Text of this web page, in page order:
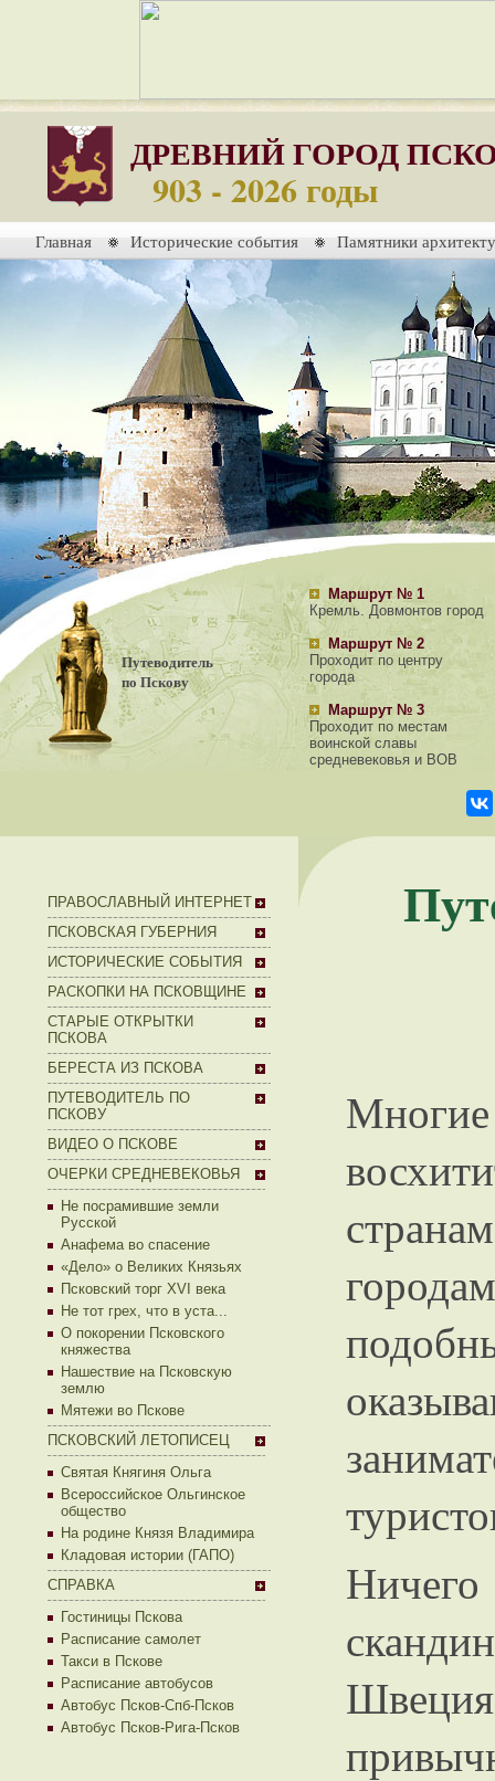
ДРЕВНИЙ ГОРОД
903 - 2026 годы
Главная Исторические события Памятники
Путеводитель
по Пскову
Маршрут № 1
Кремль. Довмонтов город
Маршрут № 2
Проходит по центру
города
Маршрут № 3
Проходит по местам
воинской славы
средневековья и ВОВ
ПРАВОСЛАВНЫЙ ИНТЕРНЕТ
ПСКОВСКАЯ ГУБЕРНИЯ
ИСТОРИЧЕСКИЕ СОБЫТИЯ
РАСКОПКИ НА ПСКОВЩИНЕ
СТАРЫЕ ОТКРЫТКИ
ПСКОВА
БЕРЕСТА ИЗ ПСКОВА
ПУТЕВОДИТЕЛЬ ПО
ПСКОВУ
ВИДЕО О ПСКОВЕ
ОЧЕРКИ СРЕДНЕВЕКОВЬЯ
Не посрамившие земли
Русской
Анафема во спасение
«Дело» о Великих Князьях
Псковский торг XVI века
Не тот грех, что в уста...
О покорении Псковского
княжества
Нашествие на Псковскую
землю
Мятежи во Пскове
ПСКОВСКИЙ ЛЕТОПИСЕЦ
Святая Княгиня Ольга
Всероссийское Ольгинское
общество
На родине Князя Владимира
Кладовая истории (ГАПО)
СПРАВКА
Гостиницы Пскова
Расписание самолет
Такси в Пскове
Расписание автобусов
Автобус Псков-Спб-Псков
Автобус Псков-Рига-Псков